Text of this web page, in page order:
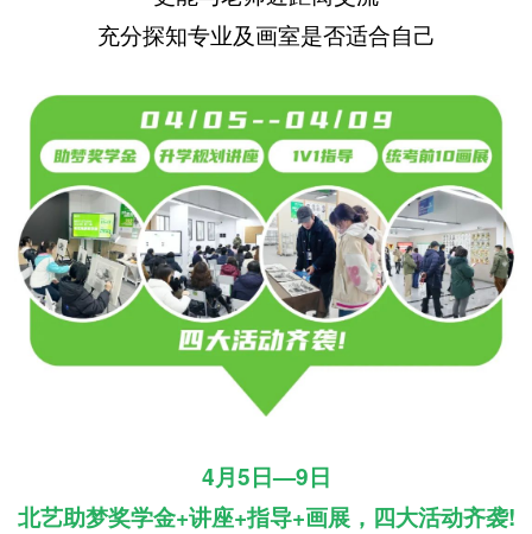
充分探知专业及画室是否适合自己
4月5日—9日
北艺助梦奖学金+讲座+指导+画展，四大活动齐袭!